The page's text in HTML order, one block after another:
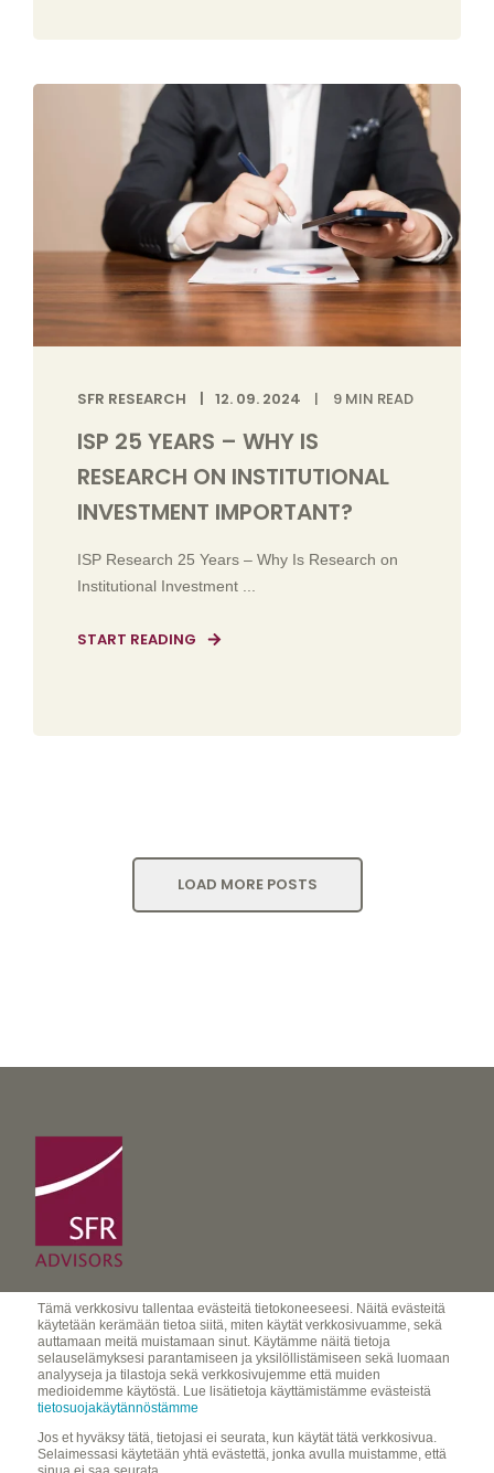
Tämä verkkosivu tallentaa evästeitä tietokoneeseesi. Näitä evästeitä
käytetään kerämään tietoa siitä, miten käytät verkkosivuamme, sekä
auttamaan meitä muistamaan sinut. Käytämme näitä tietoja
selauselämyksesi parantamiseen ja yksilöllistämiseen sekä luomaan
analyyseja ja tilastoja sekä verkkosivujemme että muiden
medioidemme käytöstä. Lue lisätietoja käyttämistämme evästeistä
tietosuojakäytännöstämme
Jos et hyväksy tätä, tietojasi ei seurata, kun käytät tätä verkkosivua.
Selaimessasi käytetään yhtä evästettä, jonka avulla muistamme, että
SFR RESEARCH 12. 09. 2024 9 MIN READ
ISP 25 YEARS – WHY IS
RESEARCH ON INSTITUTIONAL
INVESTMENT IMPORTANT?
ISP Research 25 Years – Why Is Research on
Institutional Investment ...
START READING
LOAD MORE POSTS
SFR Advisors Oy
advisors@sfr-group.com
VAT Number 2655360-7